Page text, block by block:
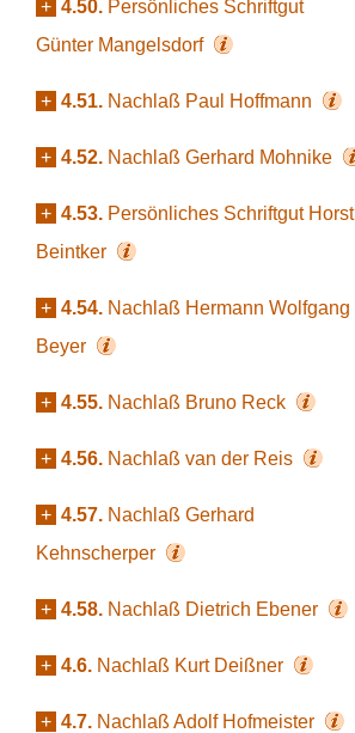
+ 4.50. Persönliches Schriftgut
Günter Mangelsdorf
+ 4.51. Nachlaß Paul Hoffmann
+ 4.52. Nachlaß Gerhard Mohnike
+ 4.53. Persönliches Schriftgut Horst
Beintker
+ 4.54. Nachlaß Hermann Wolfgang
Beyer
+ 4.55. Nachlaß Bruno Reck
+ 4.56. Nachlaß van der Reis
+ 4.57. Nachlaß Gerhard
Kehnscherper
+ 4.58. Nachlaß Dietrich Ebener
+ 4.6. Nachlaß Kurt Deißner
+ 4.7. Nachlaß Adolf Hofmeister